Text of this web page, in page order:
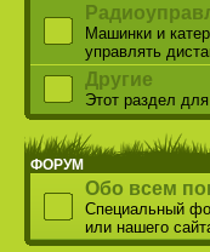
Машинки и
управлять
Другие
Этот раздел
ФОРУМ
Обо всем
Специальный
или нашего